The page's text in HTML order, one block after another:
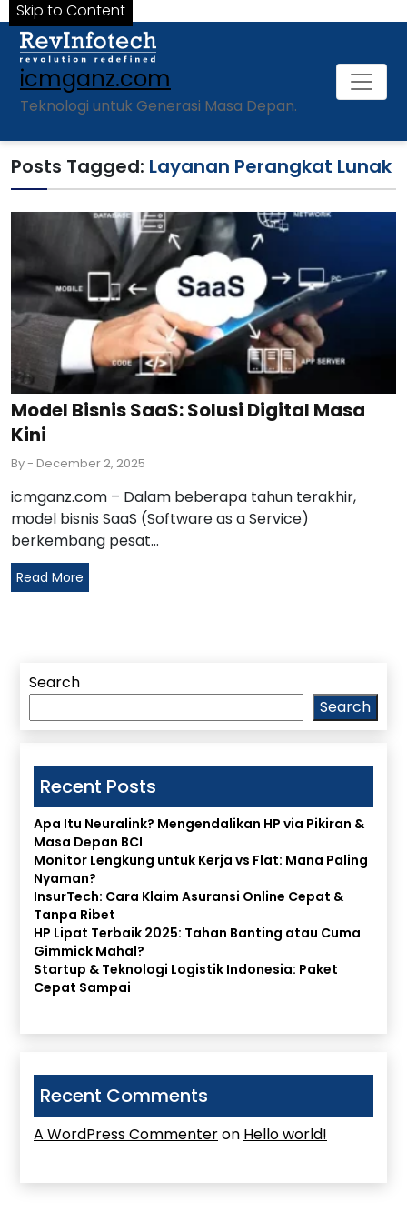
Skip to Content
icmganz.com
Teknologi untuk Generasi Masa Depan.
Posts Tagged: Layanan Perangkat Lunak
Model Bisnis SaaS: Solusi Digital Masa
Kini
By- December 2, 2025
icmganz.com – Dalam beberapa tahun terakhir,
model bisnis SaaS (Software as a Service)
berkembang pesat...
Read More
Search
Search
Recent Posts
Apa Itu Neuralink? Mengendalikan HP via Pikiran &
Masa Depan BCI
Monitor Lengkung untuk Kerja vs Flat: Mana Paling
Nyaman?
InsurTech: Cara Klaim Asuransi Online Cepat &
Tanpa Ribet
HP Lipat Terbaik 2025: Tahan Banting atau Cuma
Gimmick Mahal?
Startup & Teknologi Logistik Indonesia: Paket
Cepat Sampai
Recent Comments
A WordPress Commenteron Hello world!